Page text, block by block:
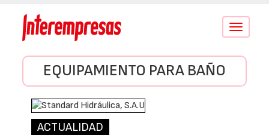
Conmutar
EQUIPAMIENTO PARA BAÑO
ACTUALIDAD